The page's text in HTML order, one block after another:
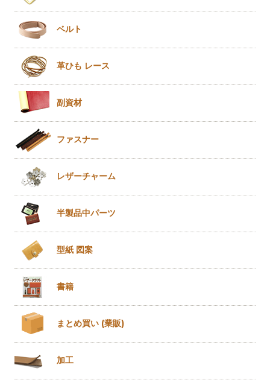
ベルト
革ひも レース
副資材
ファスナー
レザーチャーム
半製品中パーツ
型紙 図案
書籍
まとめ買い (業販)
加工